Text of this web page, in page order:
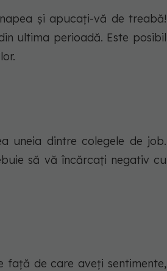
şi apucaţi-vă de treabă!
ultima perioadă. Este posibil
uneia dintre colegele de job.
să vă încărcați negativ cu
faţă de care aveţi sentimente,